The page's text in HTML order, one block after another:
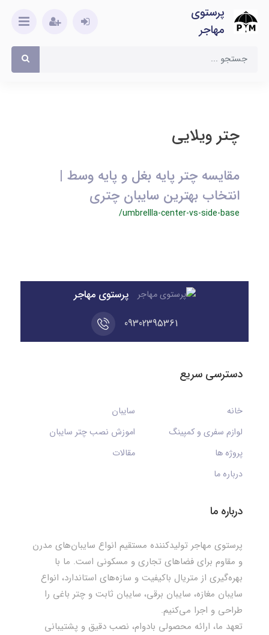
پرستوی
مهاجر
چتر ویلایی
مقایسه چتر پایه بغل و پایه وسط |
انتخاب بهترین سایبان چتری
/umbrellla-center-vs-side-base
پرستوی مهاجر
09302395361
دسترسی سریع
خانه
سایبان
لوازم سفری و کمپینگ
اموزش نصب چتر سایبان
پروژه ها
مقالات
درباره ما
درباره ما
پرستوی مهاجر تولیدکننده مستقیم انواع سایبان‌های مدرن
و مقاوم برای فضاهای تجاری و مسکونی است. ما با
بهره‌گیری از متریال باکیفیت و سازه‌های استاندارد، انواع
سایبان مغازه، سایبان برقی، سایبان ثابت و چتر باغی را
طراحی و اجرا می‌کنیم.
تعهد ما، ارائه محصولی بادوام، نصب دقیق و پشتیبانی